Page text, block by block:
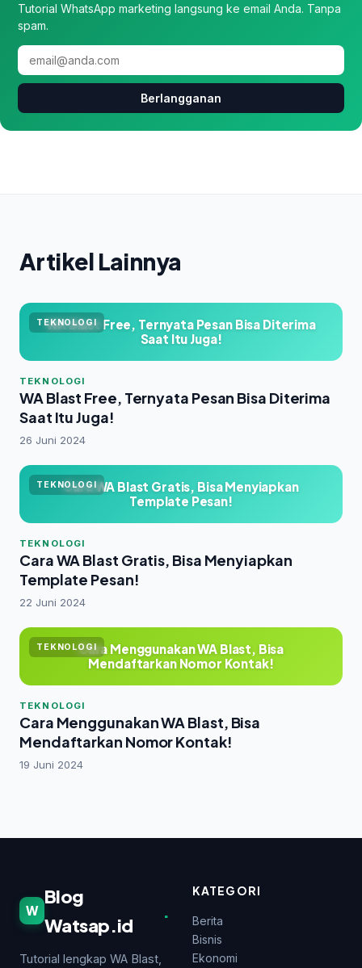
Tutorial WhatsApp marketing langsung ke email Anda. Tanpa
spam.
Berlangganan
Artikel Lainnya
TEKNOLOGI
WA Blast Free, Ternyata Pesan Bisa Diterima
Saat Itu Juga!
TEKNOLOGI
WA Blast Free, Ternyata Pesan Bisa Diterima
Saat Itu Juga!
26 Juni 2024
TEKNOLOGI
Cara WA Blast Gratis, Bisa Menyiapkan
Template Pesan!
TEKNOLOGI
Cara WA Blast Gratis, Bisa Menyiapkan
Template Pesan!
22 Juni 2024
TEKNOLOGICara Menggunakan WA Blast, Bisa
Mendaftarkan Nomor Kontak!
TEKNOLOGI
Cara Menggunakan WA Blast, Bisa
Mendaftarkan Nomor Kontak!
19 Juni 2024
W
Blog
Watsap.id
.
Tutorial lengkap WA Blast,
KATEGORI
Berita
Bisnis
Ekonomi